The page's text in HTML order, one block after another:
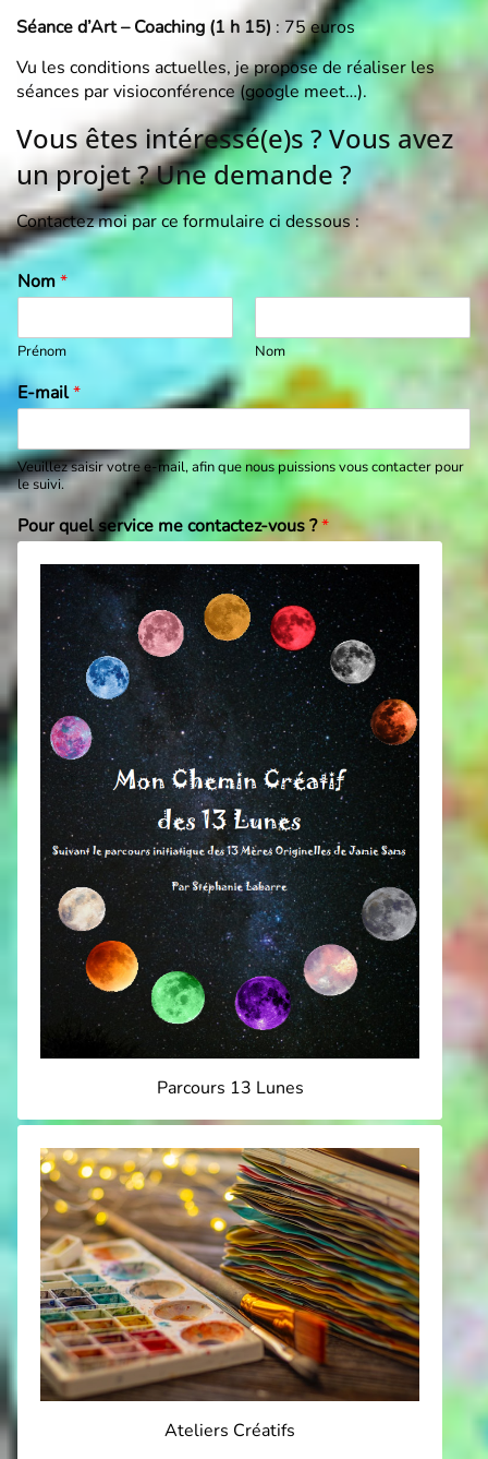
Séance d’Art – Coaching (1 h 15) : 75 euros
Vu les conditions actuelles, je propose de réaliser les
séances par visioconférence (google meet…).
Vous êtes intéressé(e)s ? Vous avez
un projet ? Une demande ?
Contactez moi par ce formulaire ci dessous :
Nom*
Prénom Nom
E-mail*
Veuillez saisir votre e-mail, afin que nous puissions vous contacter pour
le suivi.
Pour quel service me contactez-vous ?*
Parcours 13 Lunes
Ateliers Créatifs